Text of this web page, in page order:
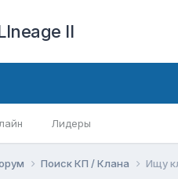
II
Лидеры
Поиск КП / Клана Ищу